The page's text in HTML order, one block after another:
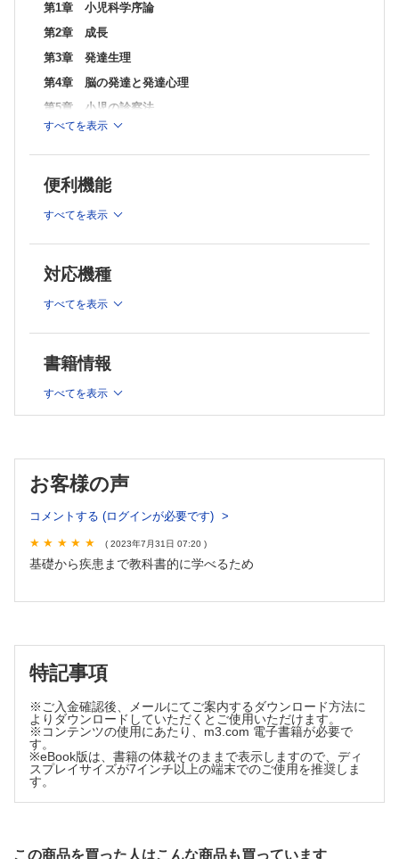
第1章 小児科学序論
第2章 成長
第3章 発達生理
第4章 脳の発達と発達心理
第5章 小児の診察法
第6章 新生児の診察法
第7章 治療総論
第8章 予防接種
第9章 育児の知識と乳幼児健診
第12章 子ども虐待
第13章 事故による傷害の実態とその予防
第14章 小児の救急医療
第15章 小児の集中治療
第19章 水・電解質・酸塩基平衡と脱水症
第20章 出生前小児科学
第23章 遺伝医療と遺伝カウンセリング
第28章 生体防御と免疫不全症
第29章 アレルギー疾患
第30章 リウマチ性疾患と類縁疾患
第31章 川崎病
第32章 ウイルス性疾患
第33章 細菌・真菌感染症
すべてを表示
便利機能
すべてを表示
対応機種
すべてを表示
書籍情報
すべてを表示
お客様の声
コメントする (ログインが必要です)
( 2023年7月31日 07:20 )
基礎から疾患まで教科書的に学べるため
特記事項
※ご入金確認後、メールにてご案内するダウンロード方法に
よりダウンロードしていただくとご使用いただけます。
※コンテンツの使用にあたり、m3.com 電子書籍が必要で
す。
※eBook版は、書籍の体裁そのままで表示しますので、ディ
スプレイサイズが7インチ以上の端末でのご使用を推奨しま
す。
この商品を買った人はこんな商品も買っています